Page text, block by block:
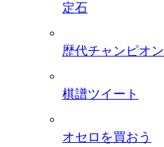
定石
歴代チャンピオン
棋譜ツイート
オセロを買おう